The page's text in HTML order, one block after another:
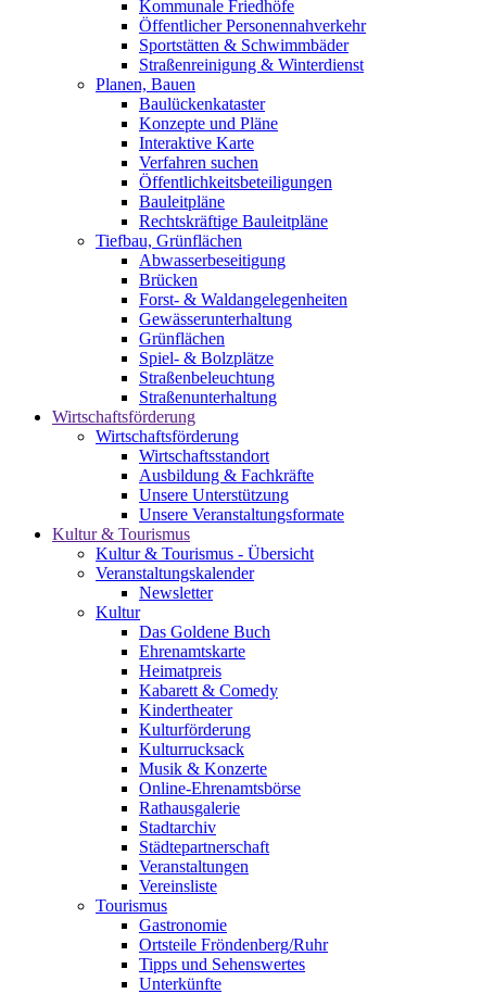
Kommunale Friedhöfe
Öffentlicher Personennahverkehr
Sportstätten & Schwimmbäder
Straßenreinigung & Winterdienst
Planen, Bauen
Baulückenkataster
Konzepte und Pläne
Interaktive Karte
Verfahren suchen
Öffentlichkeitsbeteiligungen
Bauleitpläne
Rechtskräftige Bauleitpläne
Tiefbau, Grünflächen
Abwasserbeseitigung
Brücken
Forst- & Waldangelegenheiten
Gewässerunterhaltung
Grünflächen
Spiel- & Bolzplätze
Straßenbeleuchtung
Straßenunterhaltung
Wirtschaftsförderung
Wirtschaftsförderung
Wirtschaftsstandort
Ausbildung & Fachkräfte
Unsere Unterstützung
Unsere Veranstaltungsformate
Kultur & Tourismus
Kultur & Tourismus - Übersicht
Veranstaltungskalender
Newsletter
Kultur
Das Goldene Buch
Ehrenamtskarte
Heimatpreis
Kabarett & Comedy
Kindertheater
Kulturförderung
Kulturrucksack
Musik & Konzerte
Online-Ehrenamtsbörse
Rathausgalerie
Stadtarchiv
Städtepartnerschaft
Veranstaltungen
Vereinsliste
Tourismus
Gastronomie
Ortsteile Fröndenberg/Ruhr
Tipps und Sehenswertes
Unterkünfte